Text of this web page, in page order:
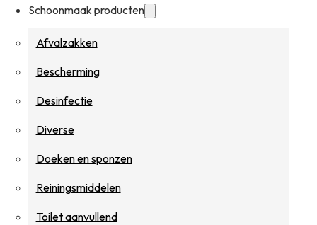
Schoonmaak producten
Afvalzakken
Bescherming
Desinfectie
Diverse
Doeken en sponzen
Reiningsmiddelen
Toilet aanvullend